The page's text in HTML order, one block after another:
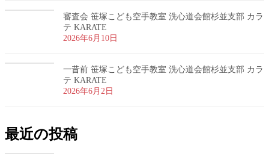
審査会 笹塚こども空手教室 洗心道会館杉並支部 カラ
テ KARATE
2026年6月10日
一昔前 笹塚こども空手教室 洗心道会館杉並支部 カラ
テ KARATE
2026年6月2日
最近の投稿